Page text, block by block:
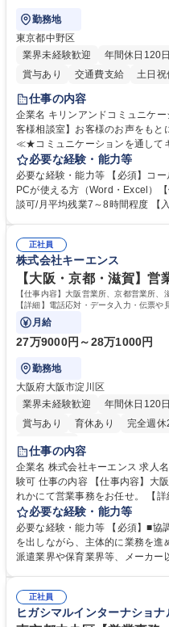
勤務地
東京都中野区
業界未経験歓迎
年間休日120
賞与あり
交通費支給 土日祝
仕事の内容
企業名 キリンアンドコミュニケーションズ株式
客様相談室】お客様のお声をもとによ
≪★コミュニケーションを通して
お客様のお声をより良い商品づく
様相談室でのお仕事です。 日々お客様からいただくキリングループへのご
意見を、企業活動に活かしていま
って対応、情報提供するとともに
平均100件前後■メール・手紙：同上40件前後 募集職種
相談室】お客様のお声をもとによ
必要な経験・能力等
必要な経験・能力等 【必須】コ
PCが使える方（Word・Excel）
談可/月平均残業7～8時間程度 【入社後の研修】着任から1か月は電話対応
すのでご安心ください。 【当社
う会社として、お客様との出会い
を込めてコミュニケーションを
す。 学歴・資格 学歴：大学院 大学 高専 短大 専修学校 高校 語学力： 資
格：
正社員
株式会社キーエンス
【大阪・京都・滋賀】
【仕事内容】大阪営業所、京都営業所、
【詳細】電話応対・データ入力・伝票や
で発生する事務業務や業務改善をお任せ。
月給
27万9000円～28万1000円
勤務地
大阪府大阪市淀川区
業界未経験歓迎
年間休日120
賞与あり
育休あり 完全週休
土日祝休み
仕事の内容
企業名 株式会社キーエンス 求人名 【大阪・京都・滋賀】営業事務 ※未経
験可 仕事の内容 【仕事内容】大阪営業所、京都営業所、滋賀営業所いず
れかにて営業事務をお任せ。 【
の作成・カタログ送付・来客対応
善をお任せ。 【教育制度】ご入社後、育成担当とペアになりながらOJTに
て業務を覚えていただくことが
れているため、スムーズに仕事に
募集職種 【大阪・京都・滋賀】営
必要な経験・能力等
必要な経験・能力等 【必須】■協
を出しながら、主体的に業務を
派遣業界や保育業界等、メーカー
えて、お客様や社員の状況に合わ
待され。組織を支えるスペシャリ
正社員
ヒガシマルインターナショ